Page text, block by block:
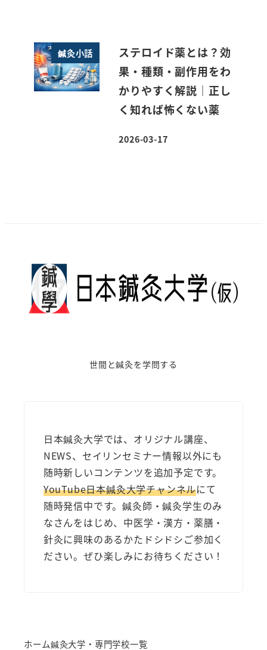
鍼灸小話
ステロイド薬とは？効
果・種類・副作用をわ
かりやすく解説｜正し
く知れば怖くない薬
投稿日
2026-03-17
世間と鍼灸を学問する
日本鍼灸大学では、オリジナル講座、
NEWS、セイリンセミナー情報以外にも
随時新しいコンテンツを追加予定です。
YouTube日本鍼灸大学チャンネルにて
随時発信中です。鍼灸師・鍼灸学生のみ
なさんをはじめ、中医学・漢方・薬膳・
針灸に興味のあるかたドシドシご参加く
ださい。ぜひ楽しみにお待ちください！
ホーム鍼灸大学・専門学校一覧